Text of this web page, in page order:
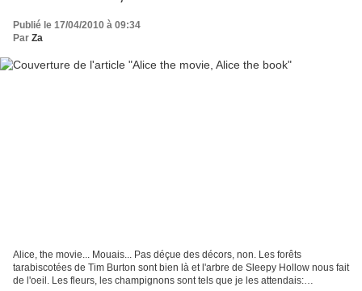
Publié le 17/04/2010 à 09:34
Par Za
Alice, the movie... Mouais... Pas déçue des décors, non. Les forêts
tarabiscotées de Tim Burton sont bien là et l'arbre de Sleepy Hollow nous fait
de l'oeil. Les fleurs, les champignons sont tels que je les attendais: